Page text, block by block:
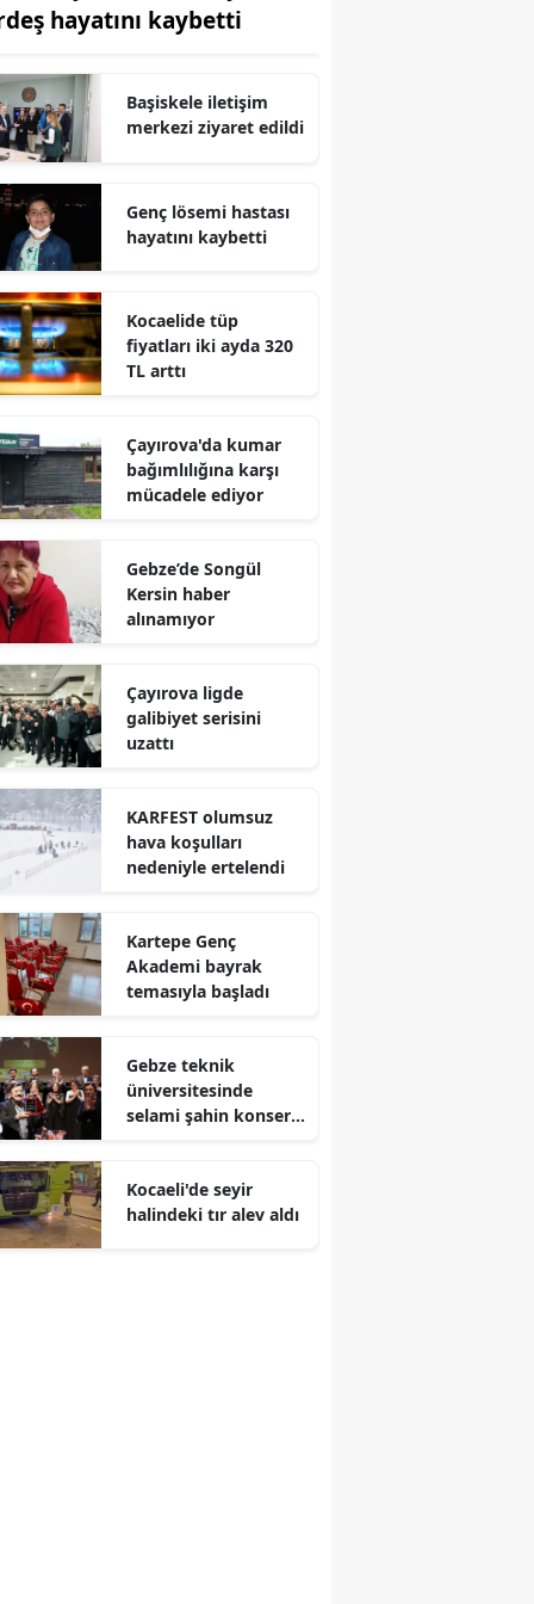
Edirne
Erzincan
Eskişehir
Giresun
Gümüşhane
Hatay
Mersin
İstanbul
Kars
Kayseri
Kırklareli
Kocaeli
Konya
Kütahya
Malatya
Kahramanmaraş
hayatını kaybetti
Başiskele iletişim
merkezi ziyaret edildi
Genç lösemi hastası
hayatını kaybetti
Kocaelide tüp
fiyatları iki ayda 320
TL arttı
Çayırova'da kumar
bağımlılığına karşı
mücadele ediyor
Gebze’de Songül
Kersin haber
alınamıyor
Çayırova ligde
galibiyet serisini
uzattı
KARFEST olumsuz
hava koşulları
nedeniyle ertelendi
Kartepe Genç
Akademi bayrak
temasıyla başladı
Gebze teknik
üniversitesinde
selami şahin konseri
Kocaeli'de seyir
halindeki tır alev aldı